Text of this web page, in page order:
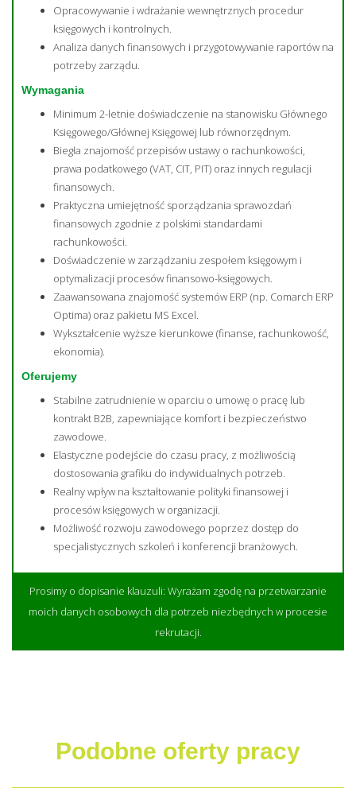
Opracowywanie i wdrażanie wewnętrznych procedur
księgowych i kontrolnych.
Analiza danych finansowych i przygotowywanie raportów na
potrzeby zarządu.
Wymagania
Minimum 2-letnie doświadczenie na stanowisku Głównego
Księgowego/Głównej Księgowej lub równorzędnym.
Biegła znajomość przepisów ustawy o rachunkowości,
prawa podatkowego (VAT, CIT, PIT) oraz innych regulacji
finansowych.
Praktyczna umiejętność sporządzania sprawozdań
finansowych zgodnie z polskimi standardami
rachunkowości.
Doświadczenie w zarządzaniu zespołem księgowym i
optymalizacji procesów finansowo-księgowych.
Zaawansowana znajomość systemów ERP (np. Comarch ERP
Optima) oraz pakietu MS Excel.
Wykształcenie wyższe kierunkowe (finanse, rachunkowość,
ekonomia).
Oferujemy
Stabilne zatrudnienie w oparciu o umowę o pracę lub
kontrakt B2B, zapewniające komfort i bezpieczeństwo
zawodowe.
Elastyczne podejście do czasu pracy, z możliwością
dostosowania grafiku do indywidualnych potrzeb.
Realny wpływ na kształtowanie polityki finansowej i
procesów księgowych w organizacji.
Możliwość rozwoju zawodowego poprzez dostęp do
specjalistycznych szkoleń i konferencji branżowych.
Prosimy o dopisanie klauzuli: Wyrażam zgodę na przetwarzanie
moich danych osobowych dla potrzeb niezbędnych w procesie
rekrutacji.
Podobne oferty pracy